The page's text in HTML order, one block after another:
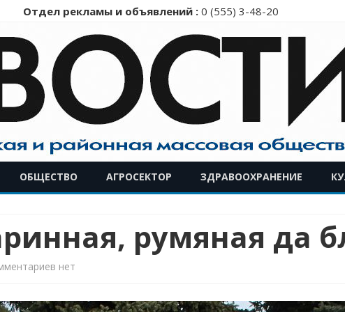
Отдел рекламы и объявлений : 0 (555) 3-48-20
к
содержимому
ОБЩЕСТВО АГРОСЕКТОР ЗДРАВООХРАНЕНИЕ
румяная да
кнет